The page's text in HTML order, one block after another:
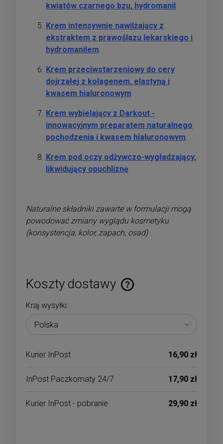
kwiatów czarnego bzu, hydromanil
Krem intensywnie nawilżający z
ekstraktem z prawoślazu lekarskiego i
hydromanilem
Krem przeciwstarzeniowy do cery
dojrzałej z kolagenem, elastyną i
kwasem hialuronowym
Krem wybielający z Darkout -
innowacyjnym preparatem naturalnego
pochodzenia i kwasem hialuronowym
Krem pod oczy odżywczo-wygładzający,
likwidujący opuchliznę
Naturalne składniki zawarte w formulacji mogą
powodować zmiany wyglądu kosmetyku
(konsystencja, kolor, zapach, osad)
Koszty dostawy
Cena nie zawiera ewentualnych kosztów płatności
Kraj wysyłki:
Kurier InPost 16,90 zł
InPost Paczkomaty 24/7 17,90 zł
Kurier InPost - pobranie 29,90 zł